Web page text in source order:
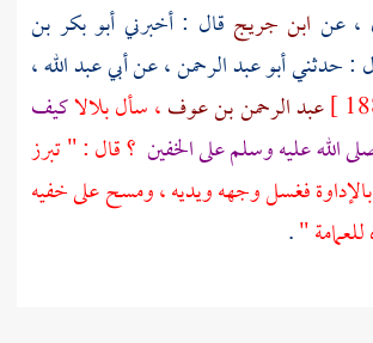
، عن ابن جريج قال : أخبرني أبو بكر بن
: حدثنيأبو عبد الرحمن، عنأبي عبد الله،
عبد الرحمن بن عوف، سألبلالاكيف
الله عليه وسلم على الخفين ؟ قال : " تبرز
فغسل وجهه ويديه ، ومسح على خفيه
"
.